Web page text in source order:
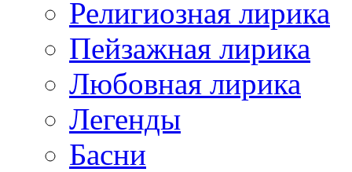
Религиозная лирика
Пейзажная лирика
Любовная лирика
Легенды
Басни